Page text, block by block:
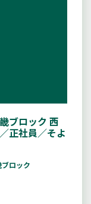
ブロック 西
正社員／そよ
ロック